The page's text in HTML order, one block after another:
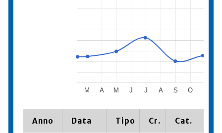
M A M J J A S O
Anno Data Tipo Cr. Cat.